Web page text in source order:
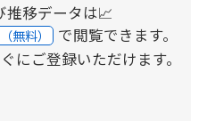
推移データは📈
無料） で閲覧できます。
にご登録いただけます。